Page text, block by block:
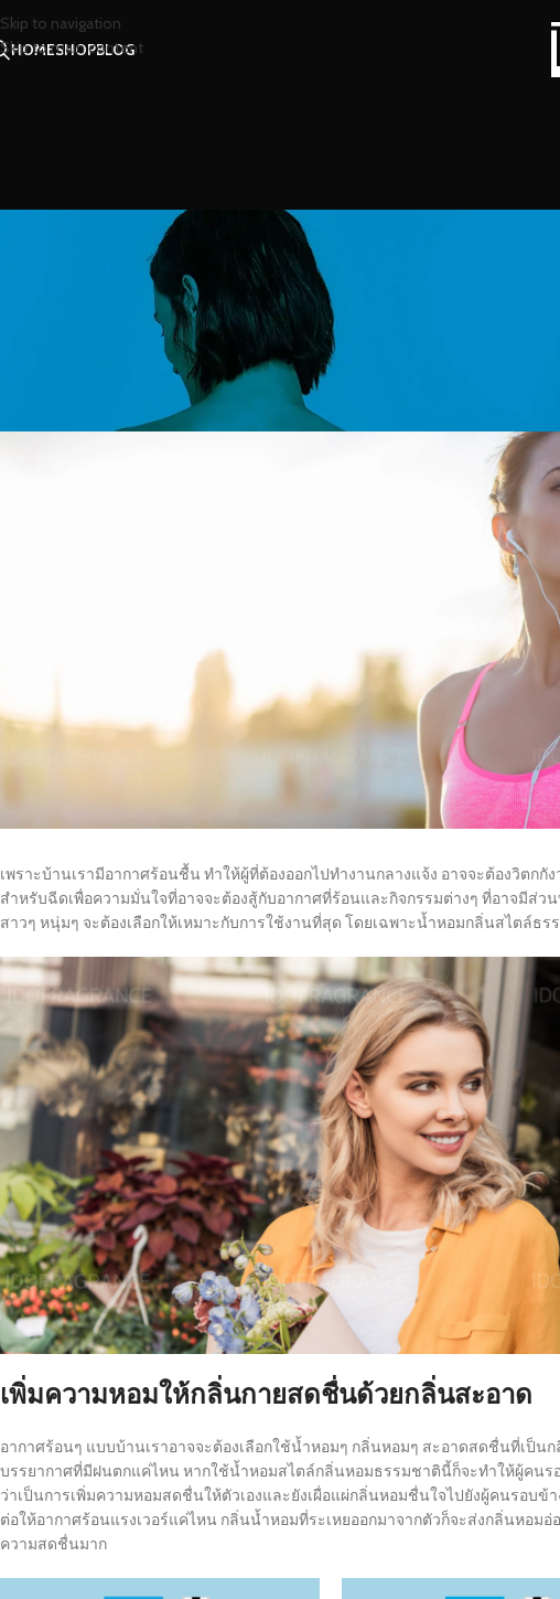
Skip to navigation
Skip to main content
HOMESHOPBLOG
สู้มือกับอากาศร้อนชื้นด้วยน้ำหอม
เพราะบ้านเรามีอากาศร้อนชื้น ทำให้ผู้ที่ต้องออกไปทำงานกลางแจ้ง อาจจะต้องวิตก
สำหรับฉีดเพื่อความมั่นใจที่อาจจะต้องสู้กับอากาศที่ร้อนและกิจกรรมต่างๆ ที่อาจมีส่ว
สาวๆ หนุ่มๆ จะต้องเลือกให้เหมาะกับการใช้งานที่สุด โดยเฉพาะน้ำหอมกลิ่นสไตล์ธร
เพิ่มความหอมให้กลิ่นกายสดชื่นด้วยกลิ่นสะอาด
อากาศร้อนๆ แบบบ้านเราอาจจะต้องเลือกใช้น้ำหอมๆ กลิ่นหอมๆ สะอาดสดชื่นที่เป็
บรรยากาศที่มีฝนตกแค่ไหน หากใช้น้ำหอมสไตล์กลิ่นหอมธรรมชาตินี้ก็จะทำให้ผู้คน
ว่าเป็นการเพิ่มความหอมสดชื่นให้ตัวเองและยังเผื่อแผ่กลิ่นหอมชื่นใจไปยังผู้คนรอบ
ต่อให้อากาศร้อนแรงเวอร์แค่ไหน กลิ่นน้ำหอมที่ระเหยออกมาจากตัวก็จะส่งกลิ่นหอ
ความสดชื่นมาก